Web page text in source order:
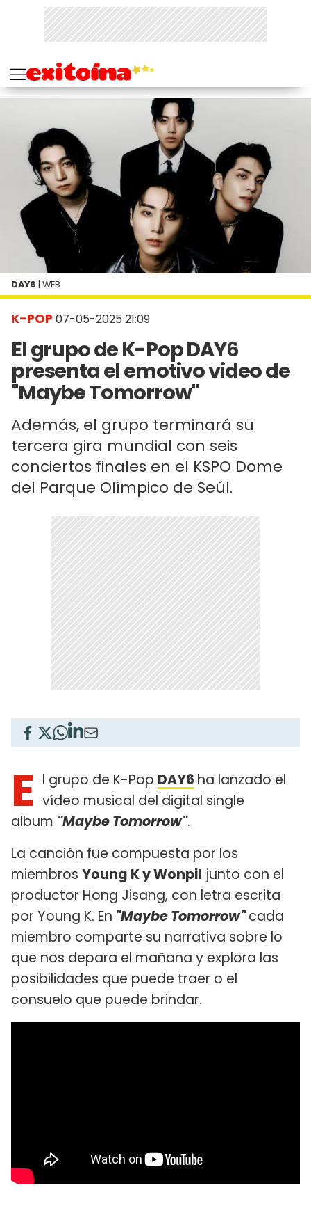
K-POP 07-05-2025 21:09
El grupo de K-Pop DAY6
presenta el emotivo video de
"Maybe Tomorrow"
Además, el grupo terminará su
tercera gira mundial con seis
conciertos finales en el KSPO Dome
del Parque Olímpico de Seúl.
DAY6 | WEB
E l grupo de K-Pop DAY6 ha lanzado el
vídeo musical del digital single
album "Maybe Tomorrow".
La canción fue compuesta por los
miembros Young K y Wonpil junto con el
productor Hong Jisang, con letra escrita
por Young K. En "Maybe Tomorrow"cada
miembro comparte su narrativa sobre lo
que nos depara el mañana y explora las
posibilidades que puede traer o el
consuelo que puede brindar.